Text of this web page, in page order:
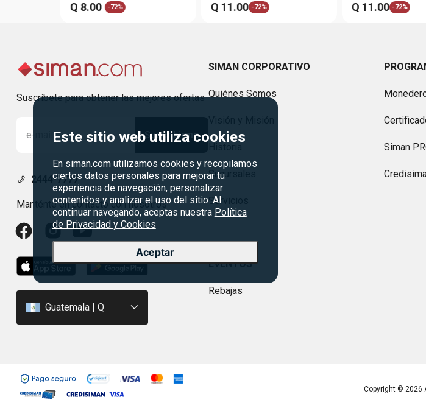
Este sitio web utiliza cookies
En siman.com utilizamos cookies y recopilamos
ciertos datos personales para mejorar tu
experiencia de navegación, personalizar
contenidos y analizar el uso del sitio. Al
continuar navegando, aceptas nuestra Política
de Privacidad y Cookies
Aceptar
Q 8.00 -72% Q 11.00 -72% Q 11.00 -72%
Suscríbete para obtener las mejores ofertas
Suscribirme
2444-7777
Manténte en contacto con nosotros
Guatemala | Q
SIMAN CORPORATIVO
Quiénes Somos
Sucursales
Servicios
Siman
EVENTOS
Rebajas
Copyright © 2026